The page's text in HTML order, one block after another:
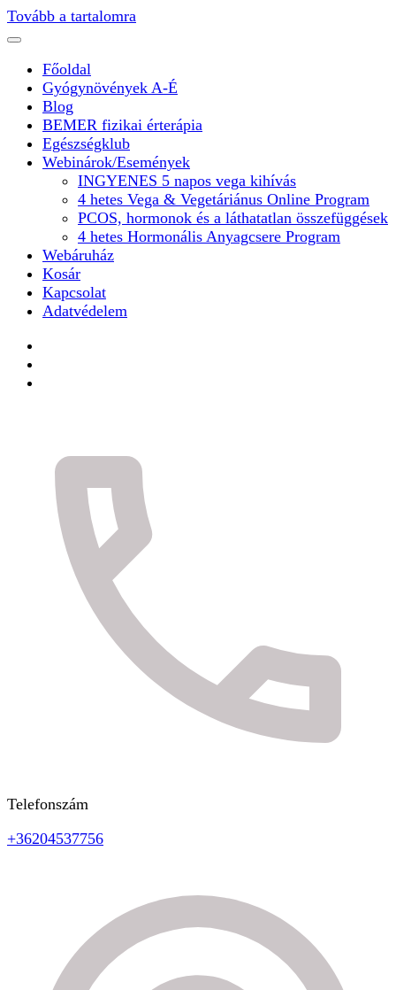
Tovább a tartalomra
Főoldal
Gyógynövények A-É
Blog
BEMER fizikai érterápia
Egészségklub
Webinárok/Események
INGYENES 5 napos vega kihívás
4 hetes Vega & Vegetáriánus Online Program
PCOS, hormonok és a láthatatlan összefüggések
4 hetes Hormonális Anyagcsere Program
Webáruház
Kosár
Kapcsolat
Adatvédelem
Telefonszám
+36204537756